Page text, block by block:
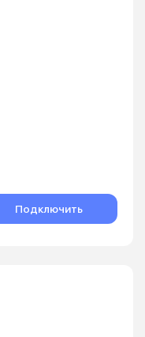
Подключить